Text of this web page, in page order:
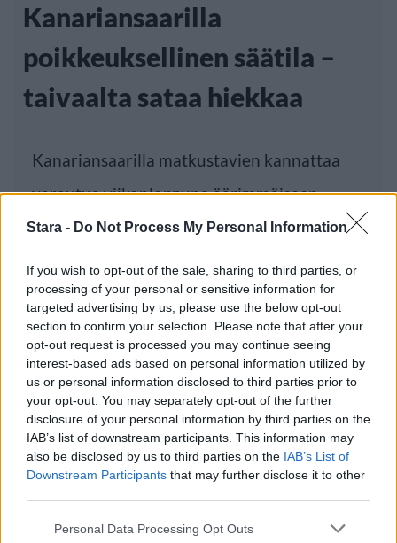
Stara - Do Not Process My Personal Information
If you wish to opt-out of the sale, sharing to third parties, or
processing of your personal or sensitive information for
targeted advertising by us, please use the below opt-out
section to confirm your selection. Please note that after your
opt-out request is processed you may continue seeing
interest-based ads based on personal information utilized by
us or personal information disclosed to third parties prior to
your opt-out. You may separately opt-out of the further
disclosure of your personal information by third parties on the
IAB’s list of downstream participants. This information may
also be disclosed by us to third parties on the IAB’s List of
Downstream Participants that may further disclose it to other
Personal Data Processing Opt Outs
Kanariansaarilla
poikkeuksellinen säätila –
taivaalta sataa hiekkaa
Kanariansaarilla matkustavien kannattaa
varautua viikonloppuna äärimmäiseen
säähän. Kanarialle ennustetaan lähipäiviksi
Luetuimmat
PÄIVÄ VIIKKO KUUKAUSI
Leskeneläke ei kuulu kaikille – Kela
muistuttaa tärkeästä ikärajasta
Finnairin lennoista osan lentää jatkossa
toinen lentoyhtiö – matkustajille tärkeä
rajoitus
näyttää syksyn sää